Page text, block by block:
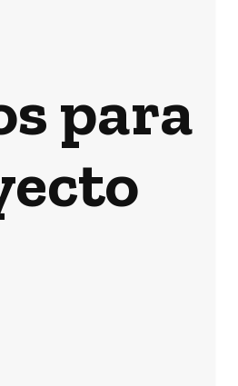
para